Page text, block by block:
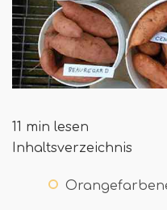
11 min lesen
Inhaltsverzeichnis